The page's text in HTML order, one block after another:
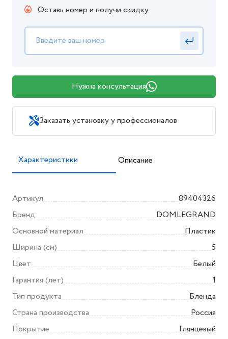
Оставь номер и получи скидку
Нужна консультация
Заказать установку у профессионалов
Характеристики Описание
Артикул
89404326
Бренд
DOMLEGRAND
Основной материал
Пластик
Ширина (см)
5
Цвет
Белый
Гарантия (лет)
1
Тип продукта
Бленда
Страна производства
Россия
Покрытие
Глянцевый